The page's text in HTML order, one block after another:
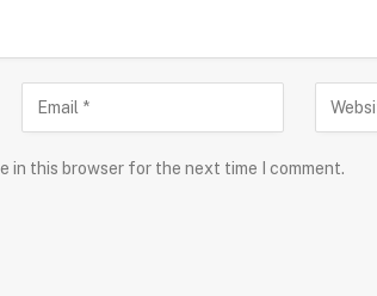
in this browser for the next time I comment.